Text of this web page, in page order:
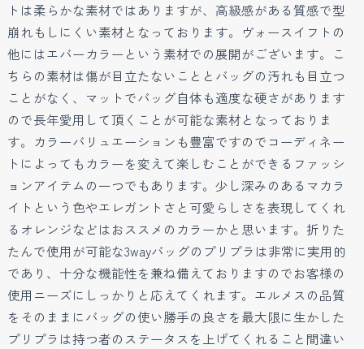
トは柔らかな素材ではありますが、高級感がある質感で型
崩れもしにくい素材となっております。ヴォースイフトの
他にはエバーカラーという素材での展開がございます。こ
ちらの素材は傷が目立たないこととバッグの汚れも目立つ
ことがなく、マットでバッグ自体も適度な硬さがあります
ので長年愛用して頂くことが可能な素材となっておりま
す。カラーバリュエーションも豊富ですのでコーディネー
トによってもカラーを変えて楽しむことができるファッシ
ョンアイテムの一つでもあります。少し深みのあるマカラ
イトという色やエレガントさと可愛らしさを表現してくれ
るオレンジなどはおススメのカラーかと思います。折りた
たんで使用が可能な3wayバッグのプリプラは非常に実用的
であり、十分な機能性を兼ね備えておりますのでお客様の
使用ニーズにしっかりと応えてくれます。エルメスの品質
をそのままにバッグの使い勝手の良さを最大限に生かした
プリプラは持つ者のステータスを上げてくれること間違い